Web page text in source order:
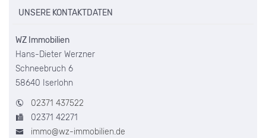
UNSERE KONTAKTDATEN
WZ Immobilien
Hans-Dieter Werzner
Schneebruch 6
58640 Iserlohn
02371 437522
02371 42271
immo@wz-immobilien.de